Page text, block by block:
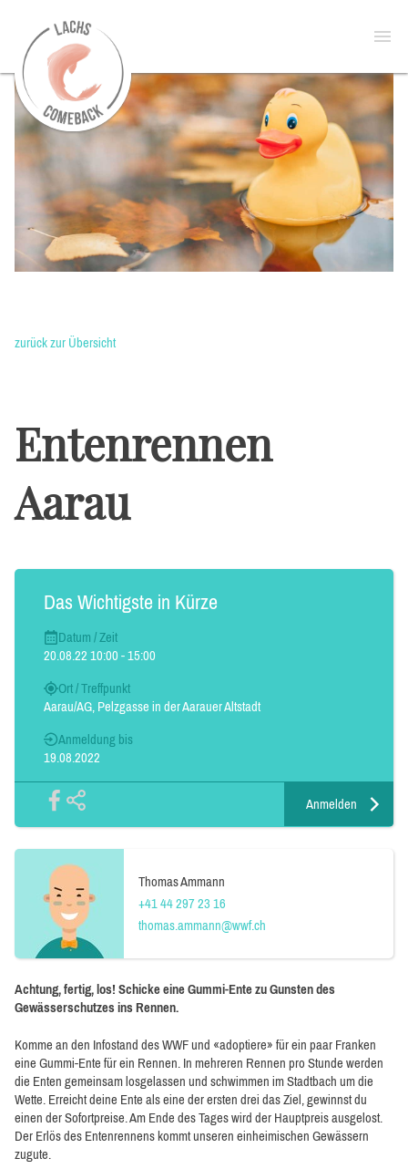
Startseite
Open
menu
zurück zur Übersicht
Entenrennen
Aarau
Das Wichtigste in Kürze
Datum / Zeit
20.08.22 10:00 - 15:00
Ort / Treffpunkt
Aarau/AG, Pelzgasse in der Aarauer Altstadt
Anmeldung bis
19.08.2022
Anmelden
Thomas Ammann
+41 44 297 23 16
thomas.ammann@wwf.ch
Achtung, fertig, los! Schicke eine Gummi-Ente zu Gunsten des
Gewässerschutzes ins Rennen.
Komme an den Infostand des WWF und «adoptiere» für ein paar Franken
eine Gummi-Ente für ein Rennen. In mehreren Rennen pro Stunde werden
die Enten gemeinsam losgelassen und schwimmen im Stadtbach um die
Wette. Erreicht deine Ente als eine der ersten drei das Ziel, gewinnst du
einen der Sofortpreise. Am Ende des Tages wird der Hauptpreis ausgelost.
Der Erlös des Entenrennens kommt unseren einheimischen Gewässern
zugute.